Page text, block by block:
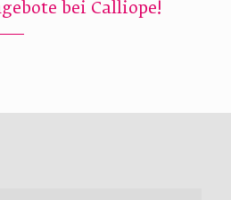
bei Calliope!